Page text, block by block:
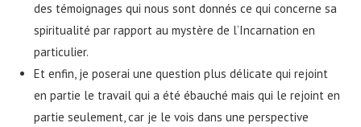
des témoignages qui nous sont donnés ce qui concerne sa
spiritualité par rapport au mystère de l’Incarnation en
particulier.
Et enfin, je poserai une question plus délicate qui rejoint
en partie le travail qui a été ébauché mais qui le rejoint en
partie seulement, car je le vois dans une perspective